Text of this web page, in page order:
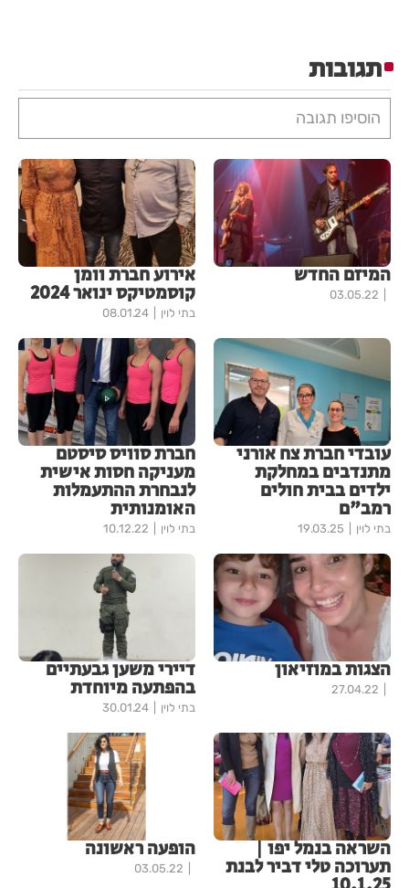
תגובות
הוסיפו תגובה
המיזם החדש
03.05.22
אירוע חברת וומן
קוסמטיקס ינואר 2024
בתי לוין 08.01.24
עובדי חברת צח אורני
מתנדבים במחלקת
ילדים בבית חולים
רמב"ם
בתי לוין 19.03.25
חברת סוויס סיסטם
מעניקה חסות אישית
לנבחרת ההתעמלות
האומנותית
בתי לוין 10.12.22
הצגות במוזיאון
27.04.22
דיירי משען גבעתיים
בהפתעה מיוחדת
בתי לוין 30.01.24
השראה בנמל יפו |
תערוכה טלי דביר לבנת
הופעה ראשונה
03.05.22